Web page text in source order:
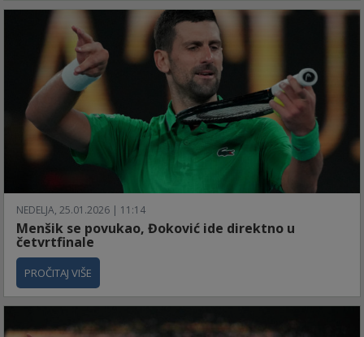
NEDELJA, 25.01.2026 | 11:14
Menšik se povukao, Đoković ide direktno u
četvrtfinale
PROČITAJ VIŠE